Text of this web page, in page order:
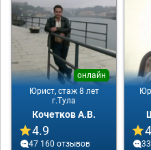
Юрист, стаж 8 лет
онлайн
г.Тула
Кочетков А.В.
4.9
47 160 отзывов